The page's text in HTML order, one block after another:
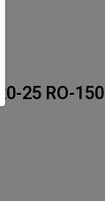
25 RO-150